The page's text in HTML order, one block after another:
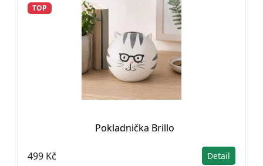
TOP
Pokladnička Brillo
499 Kč Detail